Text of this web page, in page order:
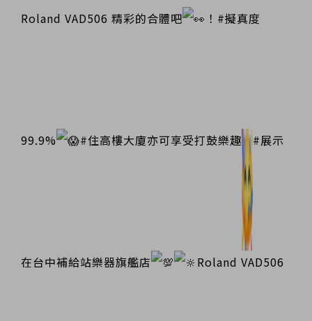
Roland VAD506 精彩的合體吧 ！#擬真度
99.9% #住高樓大廈亦可享受打鼓樂趣 #展示
在台中補給站樂器旗艦店 Roland VAD506